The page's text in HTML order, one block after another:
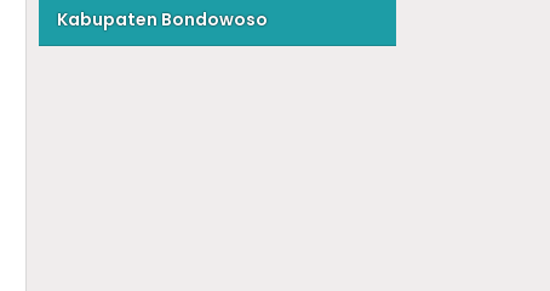
Kabupaten Bondowoso